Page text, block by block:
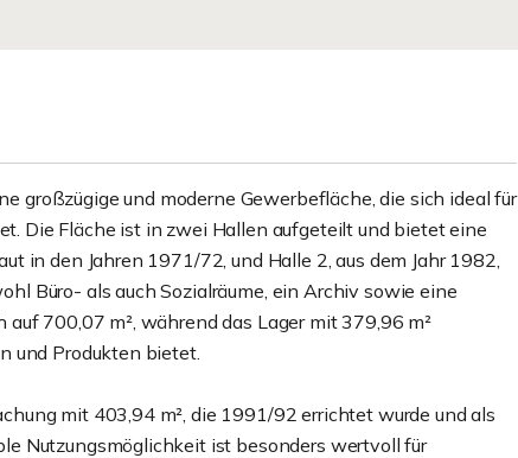
großzügige und moderne Gewerbefläche, die sich ideal für
Die Fläche ist in zwei Hallen aufgeteilt und bietet eine
in den Jahren 1971/72, und Halle 2, aus dem Jahr 1982,
Büro- als auch Sozialräume, ein Archiv sowie eine
700,07 m², während das Lager mit 379,96 m²
und Produkten bietet.
mit 403,94 m², die 1991/92 errichtet wurde und als
Nutzungsmöglichkeit ist besonders wertvoll für